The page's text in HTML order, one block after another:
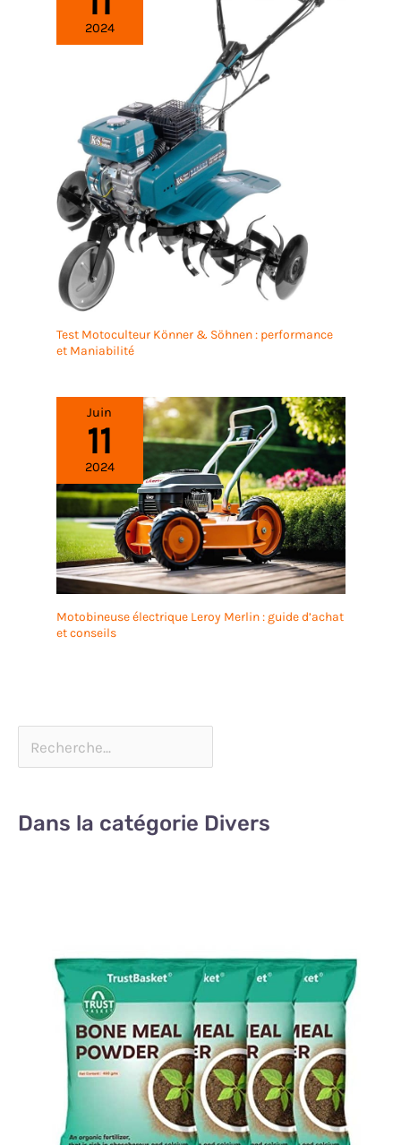
2024
Test Motoculteur Könner & Söhnen : performance
et Maniabilité
Juin
11
2024
Motobineuse électrique Leroy Merlin : guide d’achat
et conseils
Dans la catégorie Divers